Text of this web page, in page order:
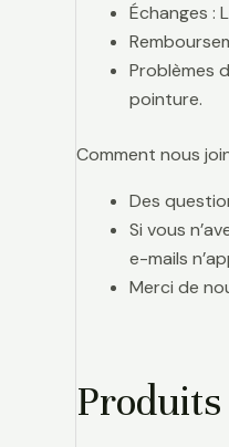
Échanges :
Problèmes
pointure.
Comment nous
Des
Si vous
e-mails
Merci de